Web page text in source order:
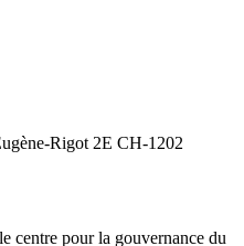
Rigot 2E CH-1202
centre pour la gouvernance du